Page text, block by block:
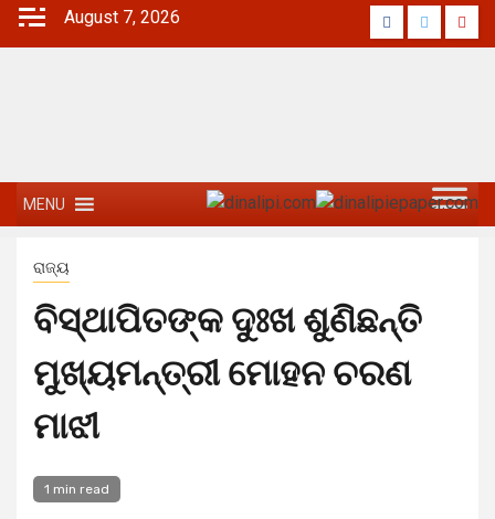
August 7, 2026
MENU
ରାଜ୍ୟ
ବିସ୍ଥାପିତଙ୍କ ଦୁଃଖ ଶୁଣିଛନ୍ତି
ମୁଖ୍ୟମନ୍ତ୍ରୀ ମୋହନ ଚରଣ
ମାଝୀ
1 min read